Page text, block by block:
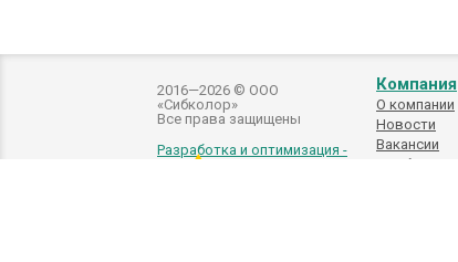
2016—2026 © ООО
«Сибколор»
Все права защищены
Разработка и оптимизация -
Компания
О компании
Новости
Вакансии
Подбор